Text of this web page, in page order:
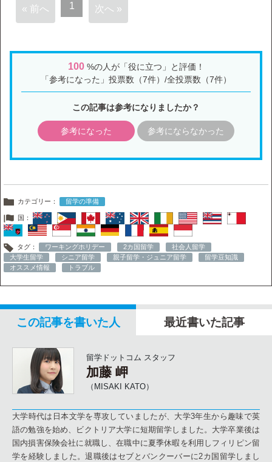
« 前へ 1 次へ »
100%の人が「役に立つ」と評価！
「参考になった」投票数（7件）/全投票数（7件）
この記事は参考になりましたか？
参考になった 参考にならなかった
カテゴリー： 留学の準備
国：
タグ： ワーキングホリデー 2カ国留学
社会人留学
大学生留学
シニア留学 親子留学・ジュニア留学
留学豆知識
オススメ情報
トラブル
この記事を書いた人 最近書いた記事
留学ドットコム スタッフ
加藤 岬
（MISAKI KATO）
大学時代は日本文学を専攻していましたが、大学3年生から趣味で英
語の勉強を始め、ビクトリア大学に短期留学しました。大学卒業後は
国内損害保険会社に就職し、在職中に夏季休暇を利用しフィリピン留
学を経験しました。退職後はセブとバンクーバーに2カ国留学しまし